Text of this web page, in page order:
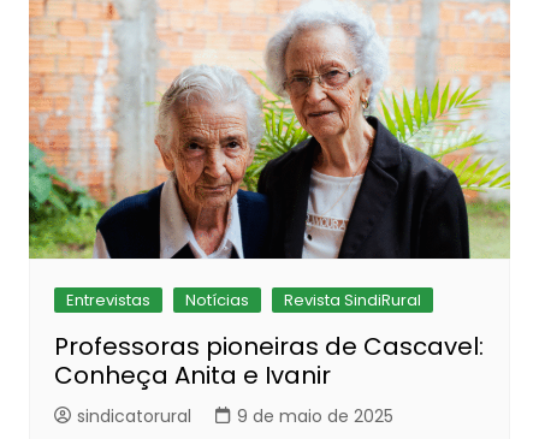
Entrevistas Notícias Revista SindiRural
Professoras pioneiras de Cascavel:
Conheça Anita e Ivanir
sindicatorural 9 de maio de 2025